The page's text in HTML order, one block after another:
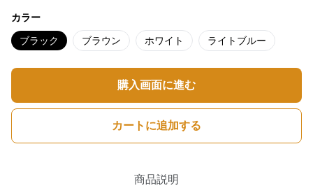
カラー
ブラック ブラウン ホワイト ライトブルー
購入画面に進む
カートに追加する
商品説明